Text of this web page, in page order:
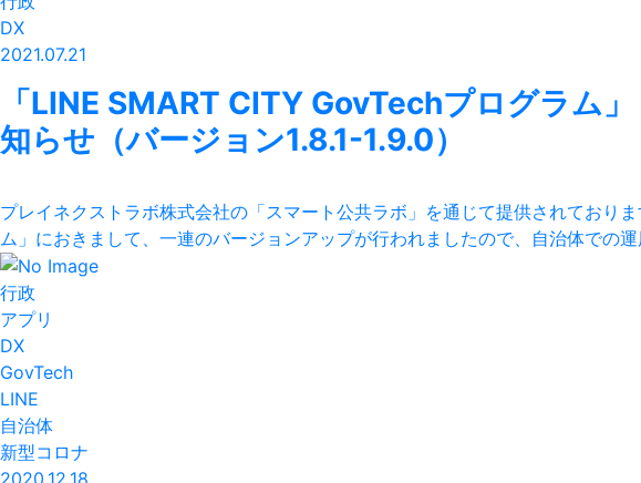
DX
2021.07.21
「LINE SMART CITY GovTechプログラム
知らせ（バージョン1.8.1-1.9.0）
プレイネクストラボ株式会社の「スマート公共ラボ」を通じて提供されており
ム」におきまして、一連のバージョンアップが行われましたので、自治体での
行政
アプリ
DX
GovTech
LINE
自治体
新型コロナ